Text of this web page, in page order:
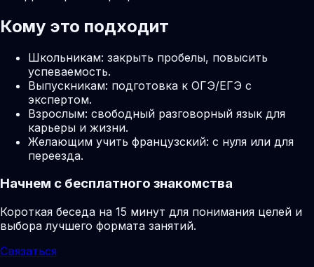
Кому это подходит
Школьникам: закрыть пробелы, повысить
успеваемость.
Выпускникам: подготовка к ОГЭ/ЕГЭ с
экспертом.
Взрослым: свободный разговорный язык для
карьеры и жизни.
Желающим учить французский: с нуля или для
переезда.
Начнем с бесплатного знакомства
Короткая беседа на 15 минут для понимания целей и
выбора лучшего формата занятий.
Связаться